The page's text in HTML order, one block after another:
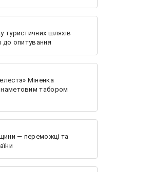
туристичних шляхів
до опитування
Міненка
табором
— переможці та